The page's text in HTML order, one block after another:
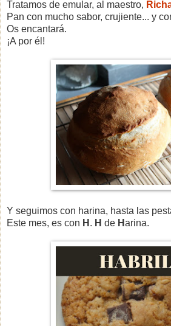
Tratamos de emular, al maestro,
Pan con mucho sabor, crujiente... y
Os encantará.
¡A por él!
Y seguimos con harina, hasta las
Este mes, es con H . H de Harina.